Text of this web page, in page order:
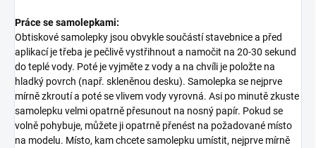
Práce se samolepkami:
Obtiskové samolepky jsou obvykle součástí stavebnice a před
aplikací je třeba je pečlivě vystřihnout a namočit na 20-30 sekund
do teplé vody. Poté je vyjměte z vody a na chvíli je položte na
hladký povrch (např. skleněnou desku). Samolepka se nejprve
mírně zkroutí a poté se vlivem vody vyrovná. Asi po minutě zkuste
samolepku velmi opatrně přesunout na nosný papír. Pokud se
volně pohybuje, můžete ji opatrně přenést na požadované místo
na modelu. Místo, kam chcete samolepku umístit, nejprve mírně